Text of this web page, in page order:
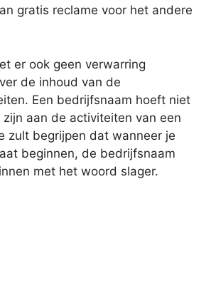
gratis reclame voor het andere
er ook geen verwarring
de inhoud van de
Een bedrijfsnaam hoeft niet
aan de activiteiten van een
zult begrijpen dat wanneer je
beginnen, de bedrijfsnaam
met het woord slager.